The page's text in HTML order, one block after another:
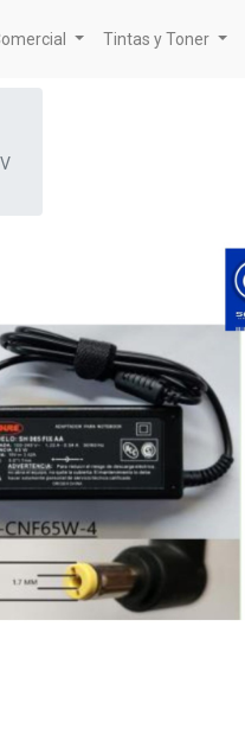
Tintas y Toner